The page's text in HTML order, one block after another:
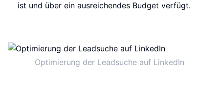
ist und über ein ausreichendes Budget verfügt.
Optimierung der Leadsuche auf LinkedIn